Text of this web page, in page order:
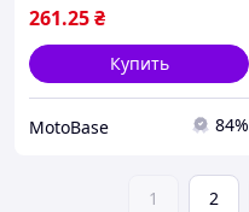
261.25₴
Купить
MotoBase 84%
1 2